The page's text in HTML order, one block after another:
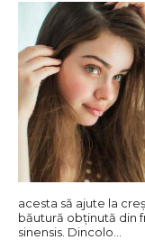
acesta să ajute la
băutură obținută din
sinensis. Dincolo…